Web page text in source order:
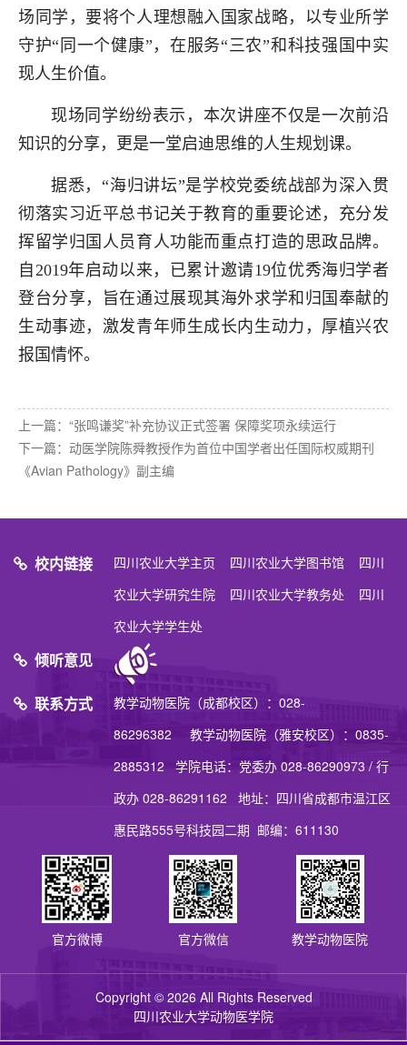
场同学，要将个人理想融入国家战略，以专业所学
守护“同一个健康”，在服务“三农”和科技强国中实
现人生价值。
现场同学纷纷表示，本次讲座不仅是一次前沿
知识的分享，更是一堂启迪思维的人生规划课。
据悉，“海归讲坛”是学校党委统战部为深入贯
彻落实习近平总书记关于教育的重要论述，充分发
挥留学归国人员育人功能而重点打造的思政品牌。
自2019年启动以来，已累计邀请19位优秀海归学者
登台分享，旨在通过展现其海外求学和归国奉献的
生动事迹，激发青年师生成长内生动力，厚植兴农
报国情怀。
上一篇： “张鸣谦奖”补充协议正式签署 保障奖项永续运行
下一篇： 动医学院陈舜教授作为首位中国学者出任国际权威期刊
《Avian Pathology》副主编
校内链接 四川农业大学主页 四川农业大学图书馆
四川
农业大学研究生院
四川农业大学教务处
四川
农业大学学生处
倾听意见
联系方式
教学动物医院（成都校区）：028-
86296382 教学动物医院（雅安校区）：0835-
2885312 学院电话：党委办 028-86290973 / 行
政办 028-86291162 地址：四川省成都市温江区
惠民路555号科技园二期 邮编：611130
官方微博 官方微信 教学动物医院
Copyright © 2026 All Rights Reserved
四川农业大学动物医学院